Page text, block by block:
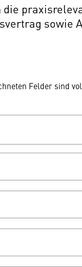
sowie
Felder sind